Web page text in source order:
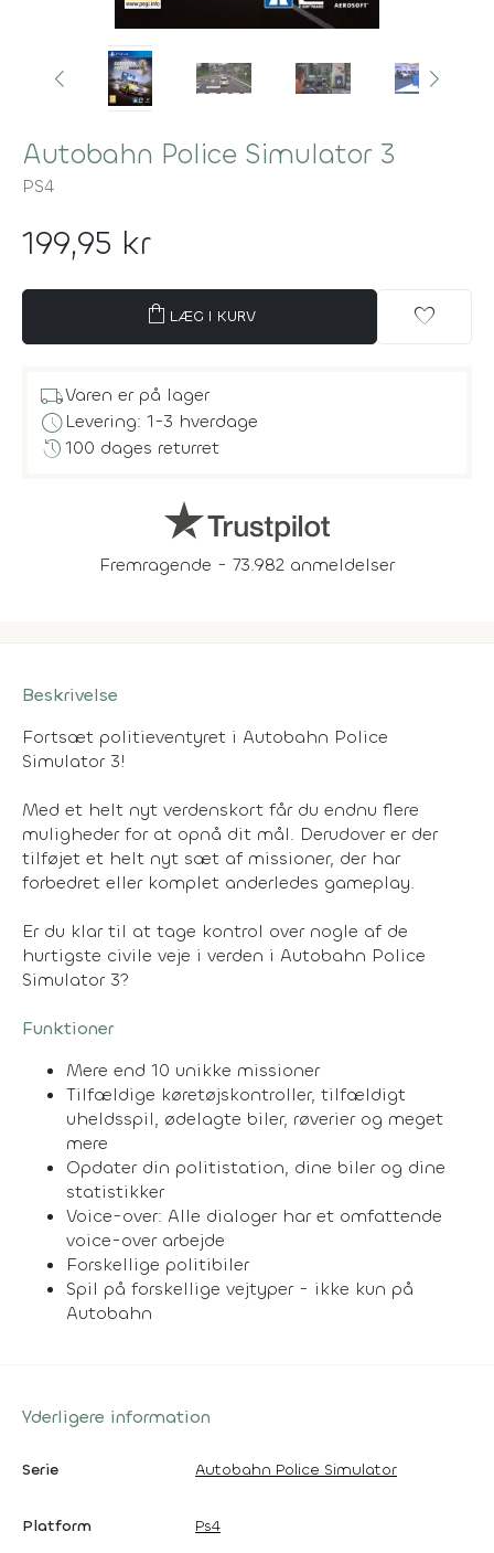
Autobahn Police Simulator 3
PS4
199,95 kr
shopping_bag LÆG I KURV favorite
local_shippingVaren er på lager
scheduleLevering: 1-3 hverdage
history100 dages returret
Fremragende - 73.982 anmeldelser
Beskrivelse
Fortsæt politieventyret i Autobahn Police
Simulator 3!
Med et helt nyt verdenskort får du endnu flere
muligheder for at opnå dit mål. Derudover er der
tilføjet et helt nyt sæt af missioner, der har
forbedret eller komplet anderledes gameplay.
Er du klar til at tage kontrol over nogle af de
hurtigste civile veje i verden i Autobahn Police
Simulator 3?
Funktioner
Mere end 10 unikke missioner
Tilfældige køretøjskontroller, tilfældigt
uheldsspil, ødelagte biler, røverier og meget
mere
Opdater din politistation, dine biler og dine
statistikker
Voice-over: Alle dialoger har et omfattende
voice-over arbejde
Forskellige politibiler
Spil på forskellige vejtyper - ikke kun på
Autobahn
Yderligere information
Serie Autobahn Police Simulator
Platform Ps4